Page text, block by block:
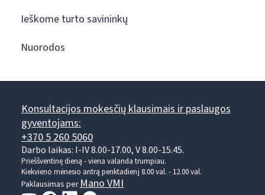
Ieškome turto savininkų
Nuorodos
Konsultacijos mokesčių klausimais ir paslaugos
gyventojams:
+370 5 260 5060
Darbo laikas: I-IV 8.00-17.00, V 8.00-15.45.
Prieššventinę dieną - viena valanda trumpiau.
Kiekvieno mėnesio antrą penktadienį 8.00 val. - 12.00 val.
Paklausimas perMano VMI